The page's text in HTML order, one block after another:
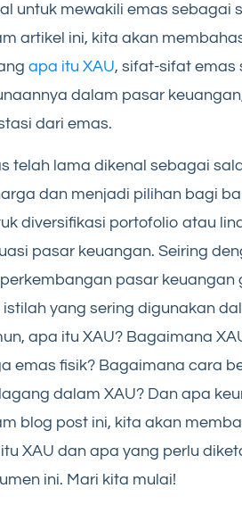
untuk mewakili emas sebagai
artikel ini, kita akan
apa itu XAU, sifat-sifat emas
dalam pasar
dari emas.
telah lama dikenal sebagai
dan menjadi pilihan bagi
diversifikasi portofolio atau
pasar keuangan. Seiring
pasar keuangan
istilah yang sering digunakan
apa itu XAU? Bagaimana
emas fisik? Bagaimana cara
dalam XAU? Dan apa
blog post ini, kita akan
XAU dan apa yang perlu
ini. Mari kita mulai!